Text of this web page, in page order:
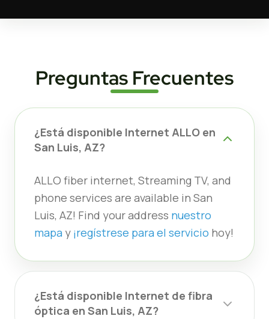
Preguntas Frecuentes
¿Está disponible Internet ALLO en
San Luis, AZ?
ALLO fiber internet, Streaming TV, and
phone services are available in San
Luis, AZ! Find your address nuestro
mapa y ¡regístrese para el servicio hoy!
¿Está disponible Internet de fibra
óptica en San Luis, AZ?